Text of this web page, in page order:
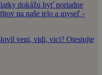
dokážu byť poriadne
na naše telo a myseľ -